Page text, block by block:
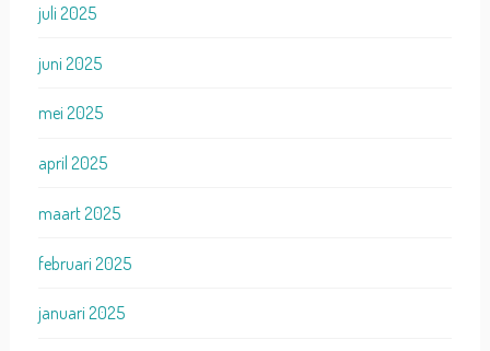
juli 2025
juni 2025
mei 2025
april 2025
maart 2025
februari 2025
januari 2025